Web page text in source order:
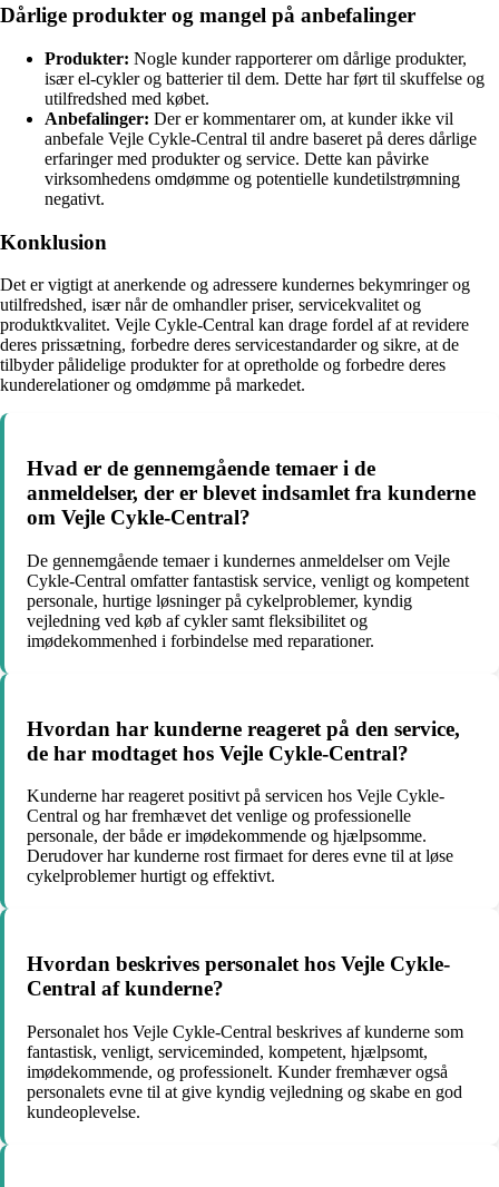
Dårlige produkter og mangel på anbefalinger
Produkter: Nogle kunder rapporterer om dårlige produkter,
især el-cykler og batterier til dem. Dette har ført til skuffelse og
utilfredshed med købet.
Anbefalinger: Der er kommentarer om, at kunder ikke vil
anbefale Vejle Cykle-Central til andre baseret på deres dårlige
erfaringer med produkter og service. Dette kan påvirke
virksomhedens omdømme og potentielle kundetilstrømning
negativt.
Konklusion
Det er vigtigt at anerkende og adressere kundernes bekymringer og
utilfredshed, især når de omhandler priser, servicekvalitet og
produktkvalitet. Vejle Cykle-Central kan drage fordel af at revidere
deres prissætning, forbedre deres servicestandarder og sikre, at de
tilbyder pålidelige produkter for at opretholde og forbedre deres
kunderelationer og omdømme på markedet.
Hvad er de gennemgående temaer i de
anmeldelser, der er blevet indsamlet fra kunderne
om Vejle Cykle-Central?
De gennemgående temaer i kundernes anmeldelser om Vejle
Cykle-Central omfatter fantastisk service, venligt og kompetent
personale, hurtige løsninger på cykelproblemer, kyndig
vejledning ved køb af cykler samt fleksibilitet og
imødekommenhed i forbindelse med reparationer.
Hvordan har kunderne reageret på den service,
de har modtaget hos Vejle Cykle-Central?
Kunderne har reageret positivt på servicen hos Vejle Cykle-
Central og har fremhævet det venlige og professionelle
personale, der både er imødekommende og hjælpsomme.
Derudover har kunderne rost firmaet for deres evne til at løse
cykelproblemer hurtigt og effektivt.
Hvordan beskrives personalet hos Vejle Cykle-
Central af kunderne?
Personalet hos Vejle Cykle-Central beskrives af kunderne som
fantastisk, venligt, serviceminded, kompetent, hjælpsomt,
imødekommende, og professionelt. Kunder fremhæver også
personalets evne til at give kyndig vejledning og skabe en god
kundeoplevelse.